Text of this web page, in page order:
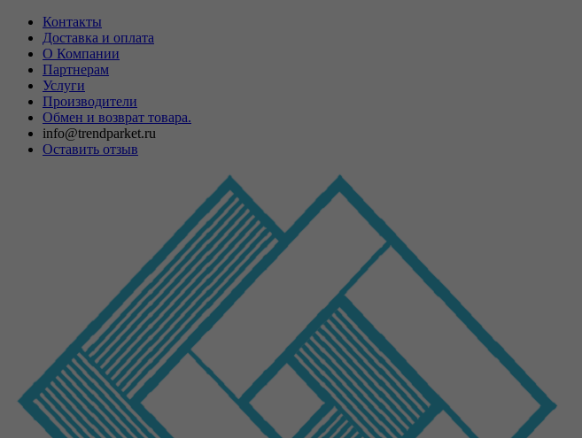
Контакты
Доставка и оплата
О Компании
Партнерам
Услуги
Производители
Обмен и возврат товара.
info@trendparket.ru
Оставить отзыв